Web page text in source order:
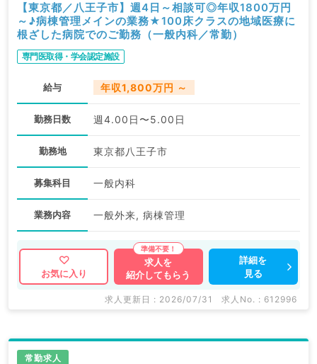
【東京都／八王子市】週4日～相談可◎年収1800万円
～♪病棟管理メインの業務★100床クラスの地域医療に
根ざした病院でのご勤務（一般内科／常勤）
専門医取得・学会認定施設
給与 年収1,800万円 ～
勤務日数 週4.00日〜5.00日
勤務地 東京都八王子市
募集科目 一般内科
業務内容 一般外来, 病棟管理
お気に入り
求人を
紹介してもらう
詳細を
見る
求人更新日 : 2026/07/31 求人No. : 612996
常勤求人